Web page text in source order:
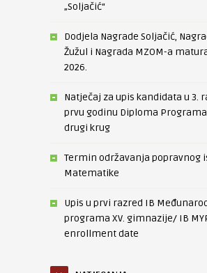
„Soljačić“
Dodjela Nagrade Soljačić,
Žužul i Nagrada MZOM-a
2026.
Natječaj za upis kandidata u 3.
prvu godinu Diploma Programa
drugi krug
Termin održavanja popravnog
Matematike
Upis u prvi razred IB
programa XV. gimnazije/ IB
enrollment date